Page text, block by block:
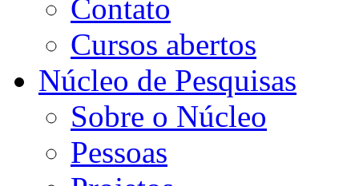
Contato
Cursos abertos
Núcleo de Pesquisas
Sobre o Núcleo
Pessoas